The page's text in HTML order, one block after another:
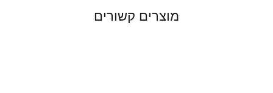
מוצרים קשורים